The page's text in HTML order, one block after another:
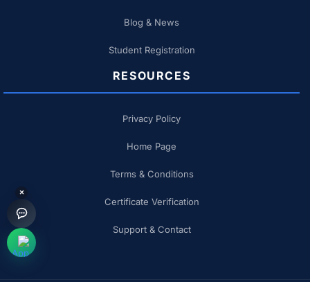
Blog & News
Student Registration
RESOURCES
Privacy Policy
Home Page
Terms & Conditions
Certificate Verification
Support & Contact
×